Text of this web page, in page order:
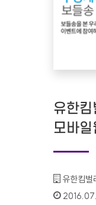
유한
모바일
기관명 :
유한킴벌
인증기간 :